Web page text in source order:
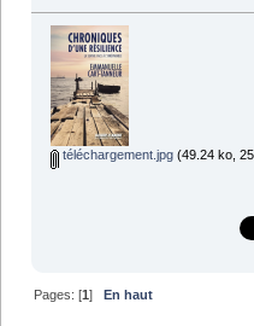
téléchargement.jpg(49.24 ko,
Pages: [1]
En haut